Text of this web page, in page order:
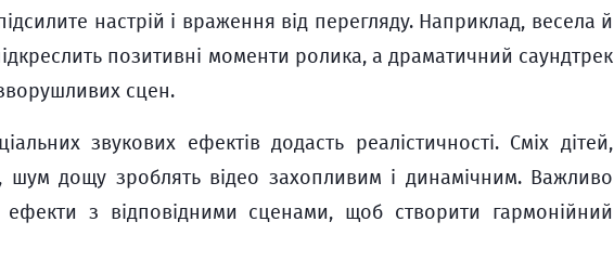
настрій і враження від перегляду. Наприклад, весела й
позитивні моменти ролика, а драматичний саундтрек
сцен.
звукових ефектів додасть реалістичності. Сміх дітей,
шум дощу зроблять відео захопливим і динамічним. Важливо
ефекти з відповідними сценами, щоб створити гармонійний